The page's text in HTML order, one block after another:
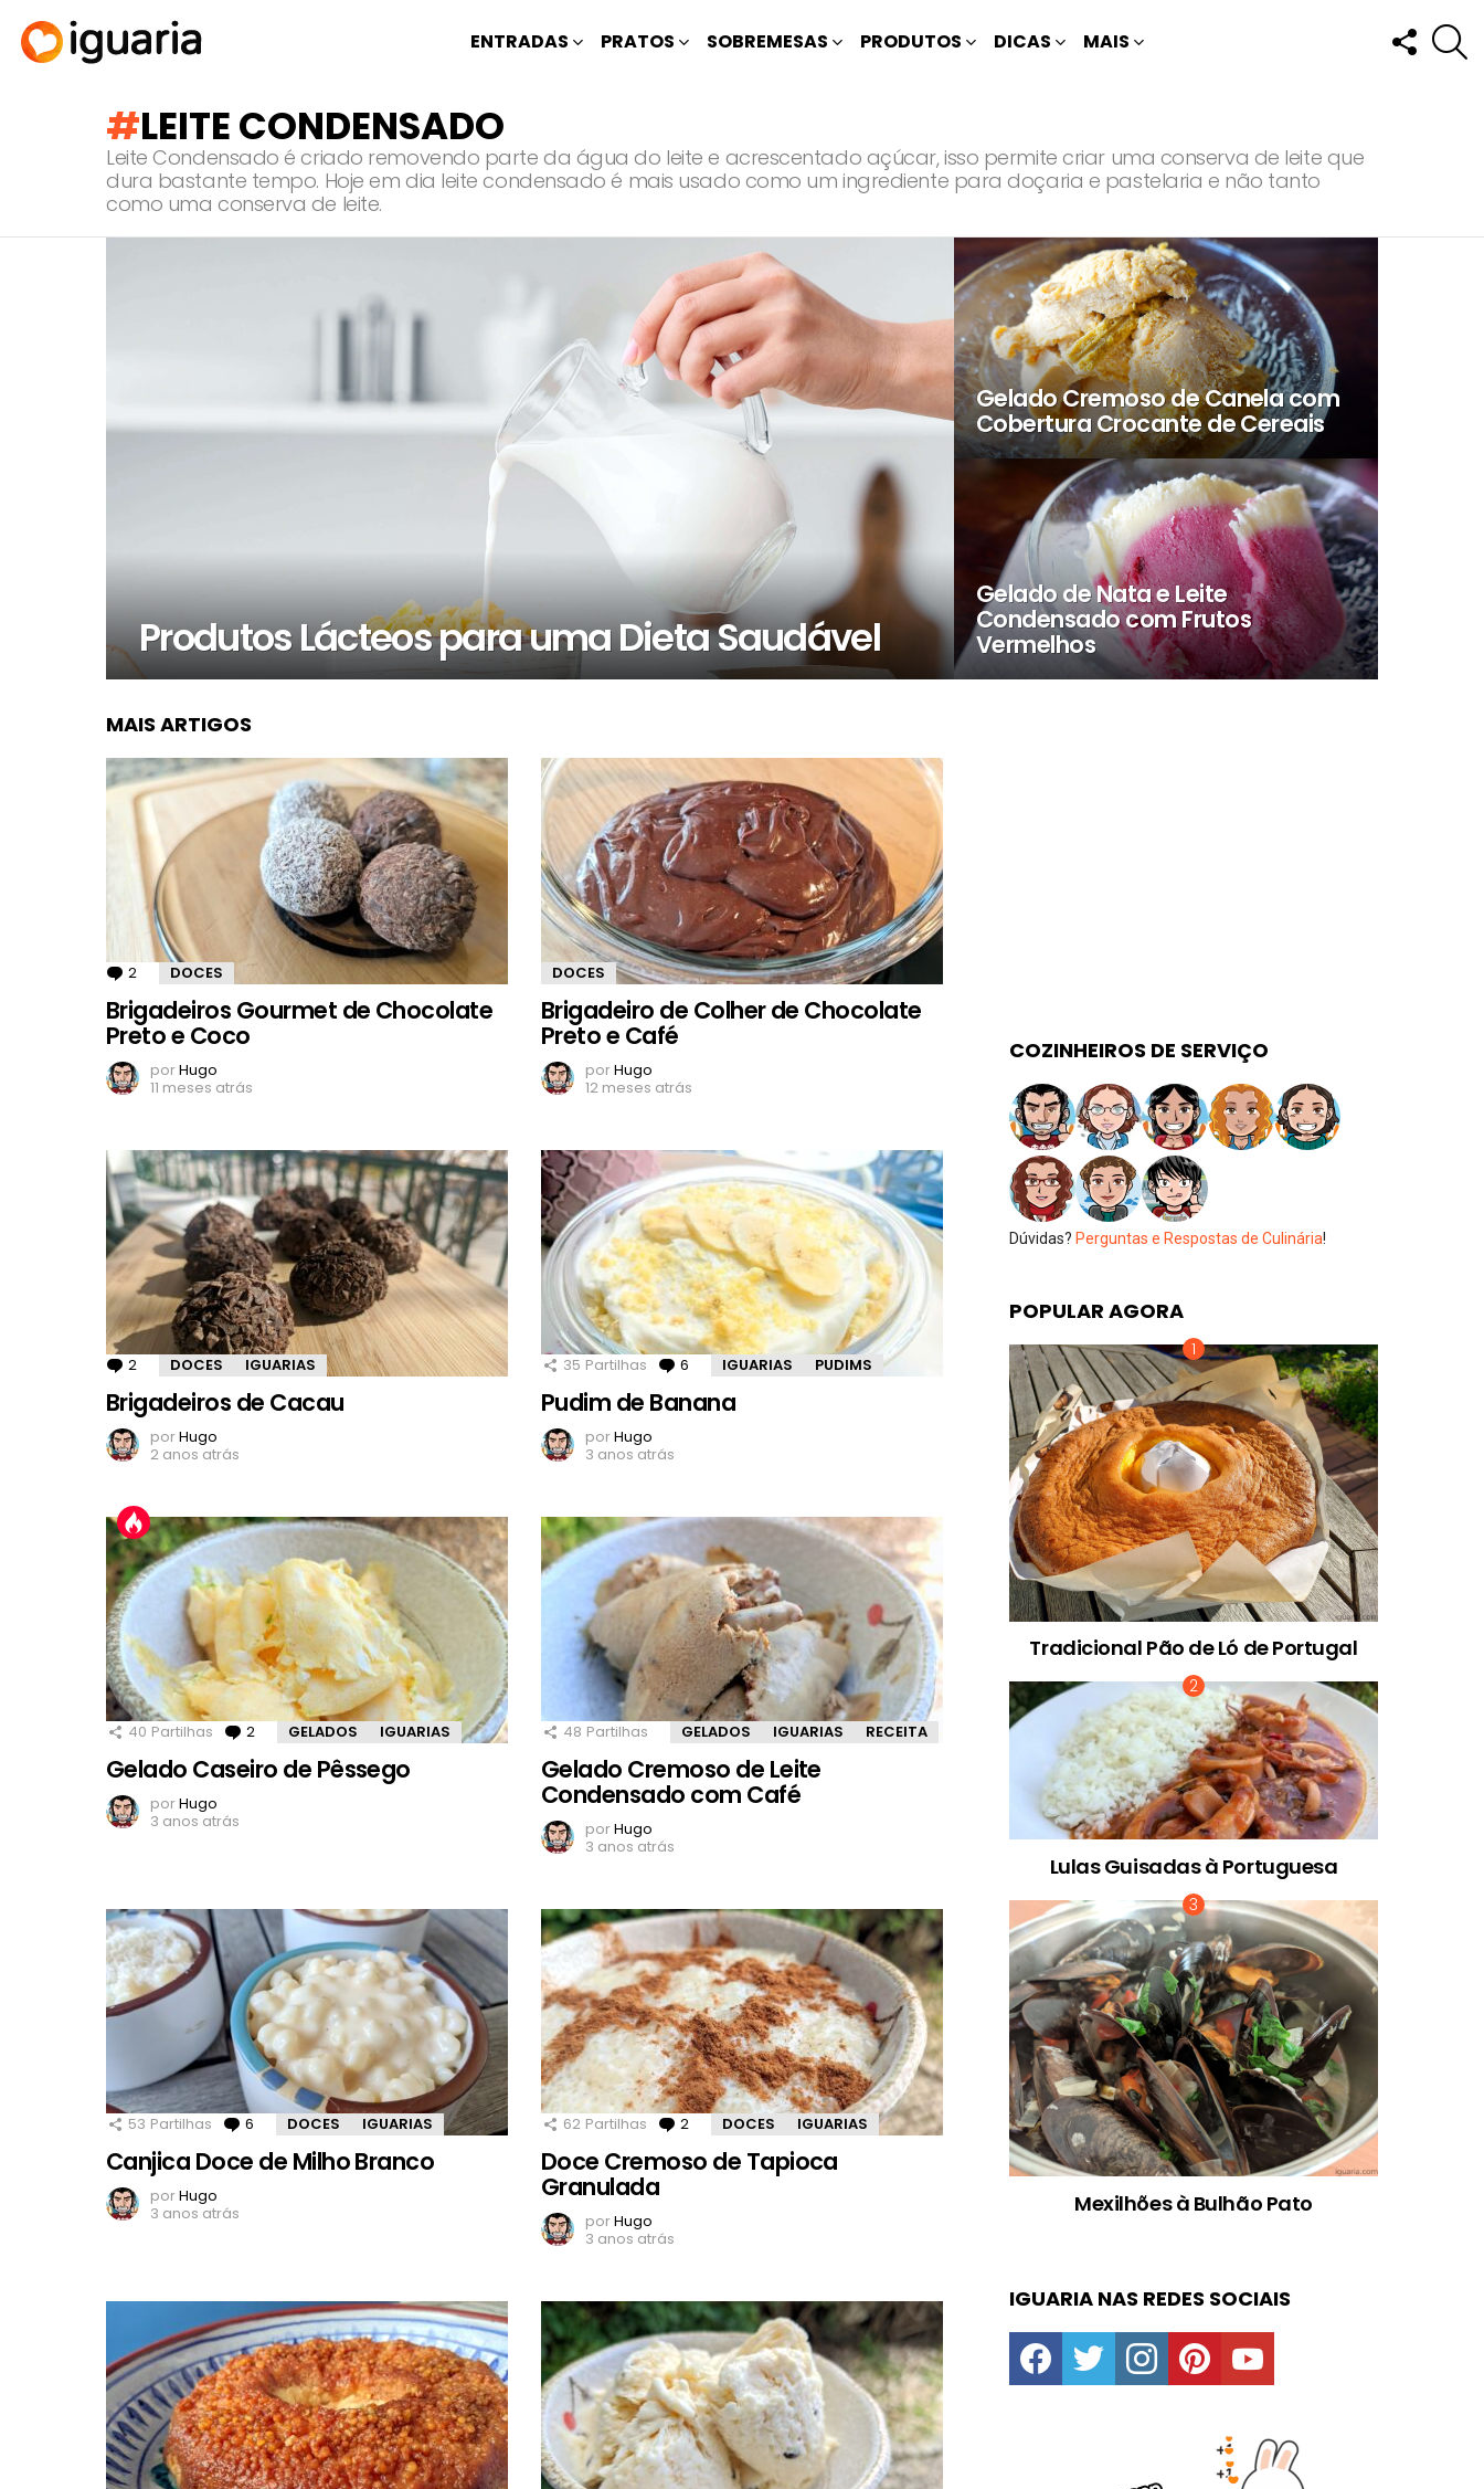
ENTRADAS PRATOS SOBREMESAS PRODUTOS DICAS MAIS
FOLLOW
US
LEITE CONDENSADO
Leite Condensado é criado removendo parte da água do leite e acrescentado açúcar, isso permite criar uma conserva de leite que
dura bastante tempo. Hoje em dia leite condensado é mais usado como um ingrediente para doçaria e pastelaria e não tanto
como uma conserva de leite.
Produtos Lácteos para uma Dieta Saudável
Gelado Cremoso de Canela com
Cobertura Crocante de Cereais
Gelado de Nata e Leite
Condensado com Frutos
Vermelhos
MAIS ARTIGOS
2 Comentários
DOCES
Brigadeiros Gourmet de Chocolate
Preto e Coco
porHugo
11 meses atrás
DOCES
Brigadeiro de Colher de Chocolate
Preto e Café
porHugo
12 meses atrás
2 Comentários
DOCES IGUARIAS
Brigadeiros de Cacau
porHugo
2 anos atrás
35 Partilhas 6 Comentários
IGUARIAS PUDIMS
Pudim de Banana
porHugo
3 anos atrás
40 Partilhas 2 Comentários
GELADOS IGUARIAS
Gelado Caseiro de Pêssego
porHugo
3 anos atrás
48 Partilhas GELADOS IGUARIAS RECEITA
Gelado Cremoso de Leite
Condensado com Café
porHugo
3 anos atrás
53 Partilhas 6 Comentários
DOCES IGUARIAS
Canjica Doce de Milho Branco
porHugo
3 anos atrás
62 Partilhas 2 Comentários
DOCES IGUARIAS
Doce Cremoso de Tapioca
Granulada
porHugo
3 anos atrás
COZINHEIROS DE SERVIÇO
Dúvidas? Perguntas e Respostas de Culinária!
POPULAR AGORA
Tradicional Pão de Ló de Portugal
Lulas Guisadas à Portuguesa
Mexilhões à Bulhão Pato
IGUARIA NAS REDES SOCIAIS
facebooktwitter instagrampinterestyoutube